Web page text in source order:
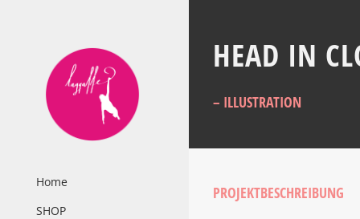
Home
SHOP
HEAD IN
– ILLUSTRATION
PROJEKTBESCHREIBUNG